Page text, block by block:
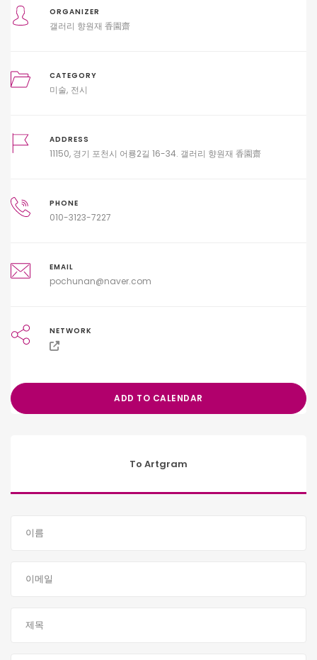
ORGANIZER
갤러리 향원재 香園齋
CATEGORY
미술 전시
ADDRESS
11150, 경기 포천시 어룡2길 16-34. 갤러리 향원재 香園齋
PHONE
010-3123-7227
EMAIL
pochunan@naver.com
NETWORK
ADD TO CALENDAR
To Artgram